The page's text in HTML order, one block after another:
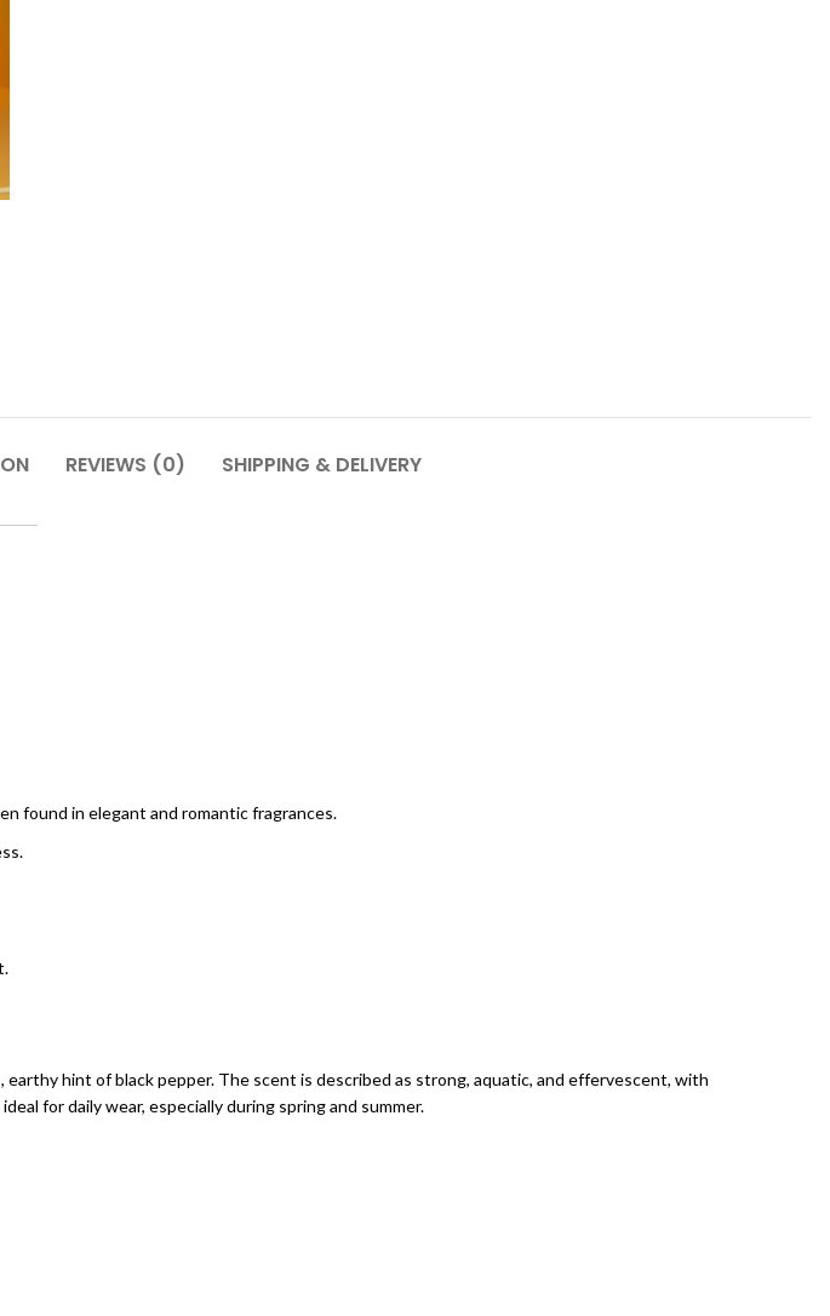
REVIEWS (0) SHIPPING & DELIVERY
found in elegant and romantic fragrances.
hint of black pepper. The scent is described as strong, aquatic, and effervescent, with
for daily wear, especially during spring and summer.